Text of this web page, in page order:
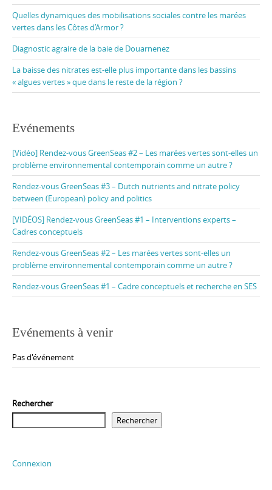
Quelles dynamiques des mobilisations sociales contre les marées
vertes dans les Côtes d’Armor ?
Diagnostic agraire de la baie de Douarnenez
La baisse des nitrates est-elle plus importante dans les bassins
« algues vertes » que dans le reste de la région ?
Evénements
[Vidéo] Rendez-vous GreenSeas #2 – Les marées vertes sont-elles un
problème environnemental contemporain comme un autre ?
Rendez-vous GreenSeas #3 – Dutch nutrients and nitrate policy
between (European) policy and politics
[VIDÉOS] Rendez-vous GreenSeas #1 – Interventions experts –
Cadres conceptuels
Rendez-vous GreenSeas #2 – Les marées vertes sont-elles un
problème environnemental contemporain comme un autre ?
Rendez-vous GreenSeas #1 – Cadre conceptuels et recherche en SES
Evénements à venir
Pas d'événement
Rechercher
Rechercher
Connexion